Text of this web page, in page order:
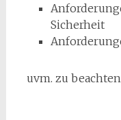
Sicherheit
uvm. zu